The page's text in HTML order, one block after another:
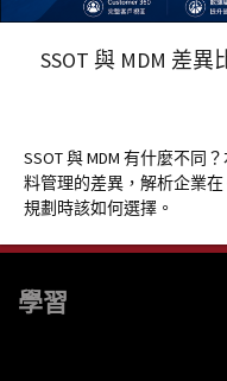
SSOT 與 MDM 差
SSOT 與 MDM 有什麼不同
料管理的差異，解析企業在
規劃時該如何選擇。
學習